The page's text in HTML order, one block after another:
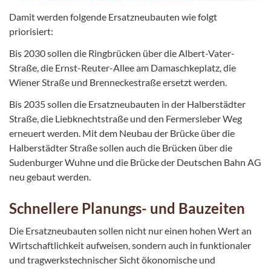
Damit werden folgende Ersatzneubauten wie folgt
priorisiert:
Bis 2030 sollen die Ringbrücken über die Albert-Vater-
Straße, die Ernst-Reuter-Allee am Damaschkeplatz, die
Wiener Straße und Brenneckestraße ersetzt werden.
Bis 2035 sollen die Ersatzneubauten in der Halberstädter
Straße, die Liebknechtstraße und den Fermersleber Weg
erneuert werden. Mit dem Neubau der Brücke über die
Halberstädter Straße sollen auch die Brücken über die
Sudenburger Wuhne und die Brücke der Deutschen Bahn AG
neu gebaut werden.
Schnellere Planungs- und Bauzeiten
Die Ersatzneubauten sollen nicht nur einen hohen Wert an
Wirtschaftlichkeit aufweisen, sondern auch in funktionaler
und tragwerkstechnischer Sicht ökonomische und